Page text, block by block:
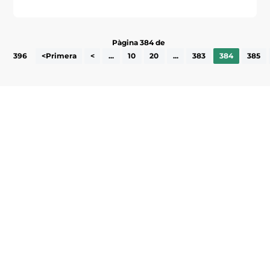
Pàgina 384 de
396
<Primera < ... 10 20 ... 383 384 385